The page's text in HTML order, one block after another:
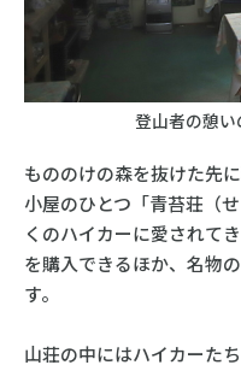
登山者の憩
もののけの森を抜けた先
小屋のひとつ「青苔荘（
くのハイカーに愛されて
を購入できるほか、名物
す。
山荘の中にはハイカーた